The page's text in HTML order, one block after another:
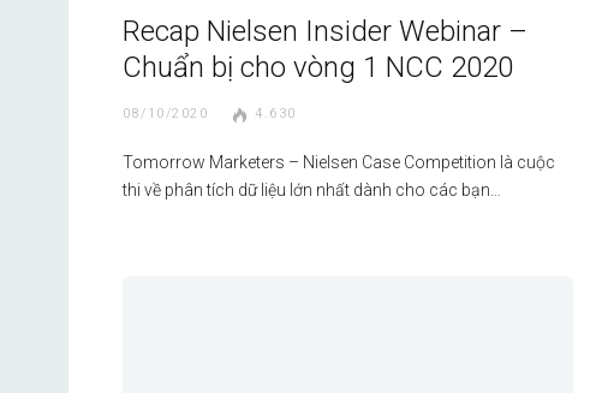
Recap Nielsen Insider Webinar –
Chuẩn bị cho vòng 1 NCC 2020
08/10/2020 4.630
Tomorrow Marketers – Nielsen Case Competition là cuộc
thi về phân tích dữ liệu lớn nhất dành cho các bạn…